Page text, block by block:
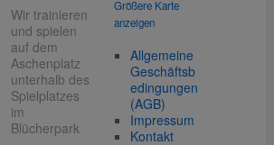
Wir trainieren
und spielen
auf dem
Aschenplatz
unterhalb des
Spielplatzes
im
Blücherpark
Größere Karte
anzeigen
Allgemeine
Geschäftsb
edingungen
(AGB)
Impressum
Kontakt